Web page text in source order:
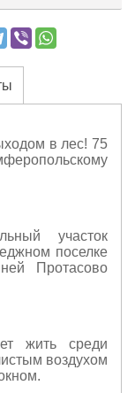
в лес! 75
участок
поселке
Протасово
жить среди
воздухом